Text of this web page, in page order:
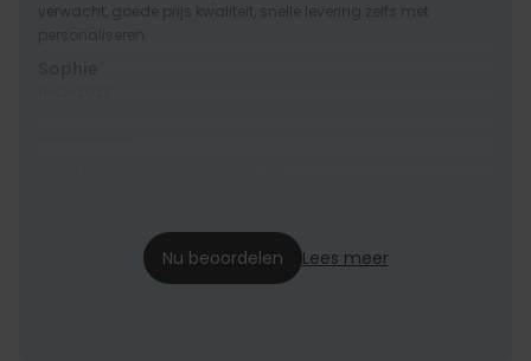
verwacht, goede prijs kwaliteit, snelle levering zelfs met
Nu beoordelen Lees meer